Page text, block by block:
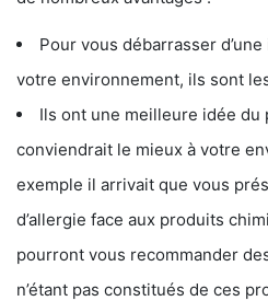
Pour vous débarrasser
votre environnement, ils sont
Ils ont une meilleure idée
conviendrait le mieux à votre
exemple il arrivait que vous
d’allergie face aux produits
pourront vous recommander
n’étant pas constitués de ces